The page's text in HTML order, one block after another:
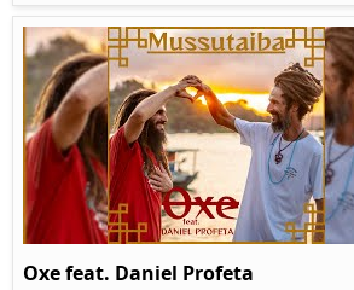
Oxe feat. Daniel Profeta